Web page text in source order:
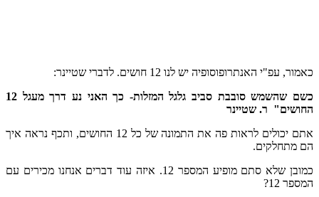
כאמור, עפ"י האנתרופוסופיה יש לנו 12 חושים. לדברי שטיינר:
כשם שהשמש סובבת סביב גלגל המזלות- כך האני נע דרך מעגל 12
החושים" ר. שטיינר
אתם יכולים לראות פה את התמונה של כל 12 החושים, ותכף נראה איך
הם מתחלקים.
כמובן שלא סתם מופיע המספר 12. איזה עוד דברים אנחנו מכירים עם
המספר 12?